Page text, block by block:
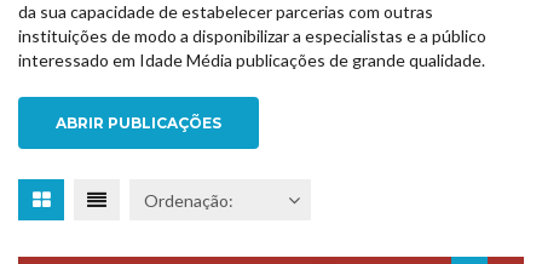
da sua capacidade de estabelecer parcerias com outras
instituições de modo a disponibilizar a especialistas e a público
interessado em Idade Média publicações de grande qualidade.
ABRIR PUBLICAÇÕES